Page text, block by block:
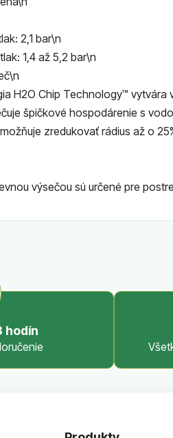
2,1 bar\n
1,4 až 5,2 bar\n
H2O Chip Technology™
špičkové hospodárenie s
zredukovať rádius až o
výsečou sú určené pre
hodín